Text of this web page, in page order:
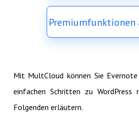
Premiumfunktionen
Mit MultCloud können Sie
einfachen Schritten zu WordPress
Folgenden erläutern.